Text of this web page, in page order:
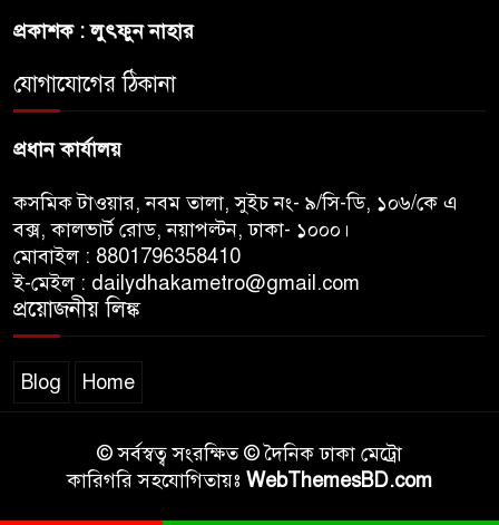
প্রকাশক : লুৎফুন নাহার
যোগাযোগের ঠিকানা
প্রধান কার্যালয়
কসমিক টাওয়ার, নবম তালা, সুইচ নং- ৯/সি-ডি, ১০৬/কে এ
বক্স, কালভার্ট রোড, নয়াপল্টন, ঢাকা- ১০০০।
মোবাইল : 8801796358410
ই-মেইল : dailydhakametro@gmail.com
প্রয়োজনীয় লিঙ্ক
Blog Home
© সর্বস্বত্ব সংরক্ষিত © দৈনিক ঢাকা মেট্রো
কারিগরি সহযোগিতায়ঃ WebThemesBD.com